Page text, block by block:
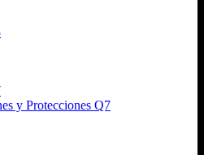
y Protecciones Q7